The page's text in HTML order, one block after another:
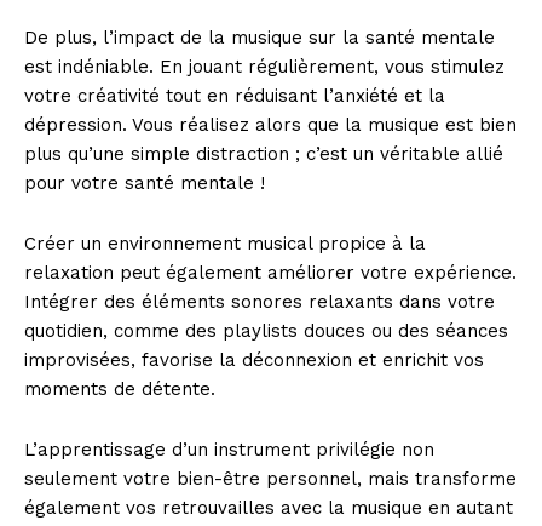
De plus, l’impact de la musique sur la santé mentale
est indéniable. En jouant régulièrement, vous stimulez
votre créativité tout en réduisant l’anxiété et la
dépression. Vous réalisez alors que la musique est bien
plus qu’une simple distraction ; c’est un véritable allié
pour votre santé mentale !
Créer un environnement musical propice à la
relaxation peut également améliorer votre expérience.
Intégrer des éléments sonores relaxants dans votre
quotidien, comme des playlists douces ou des séances
improvisées, favorise la déconnexion et enrichit vos
moments de détente.
L’apprentissage d’un instrument privilégie non
seulement votre bien-être personnel, mais transforme
également vos retrouvailles avec la musique en autant